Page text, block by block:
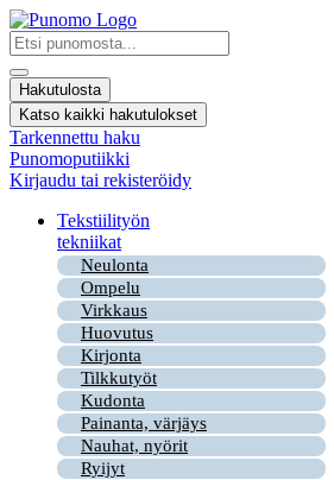
Mene
sisältöön
Search
...
Hakutulosta
Katso kaikki hakutulokset
Tarkennettu haku
Punomoputiikki
Kirjaudu tai rekisteröidy
Tekstiilityön
tekniikat
Neulonta
Ompelu
Virkkaus
Huovutus
Kirjonta
Tilkkutyöt
Kudonta
Painanta, värjäys
Nauhat, nyörit
Ryijyt